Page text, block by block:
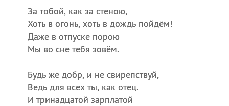
За тобой, как за стеною,
Хоть в огонь, хоть в дождь пойдём!
Даже в отпуске порою
Мы во сне тебя зовём.
Будь же добр, и не свирепствуй,
Ведь для всех ты, как отец.
И тринадцатой зарплатой